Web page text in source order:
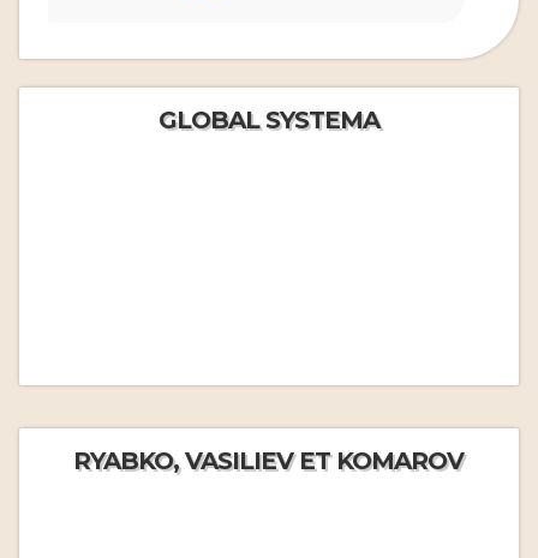
GLOBAL SYSTEMA
RYABKO, VASILIEV ET KOMAROV